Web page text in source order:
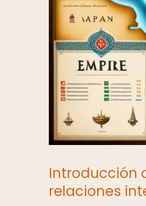
Introducción
relaciones